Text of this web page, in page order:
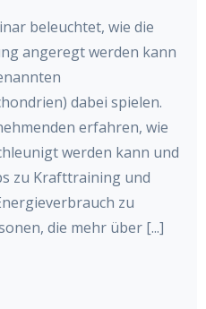
beleuchtet, wie die
angeregt werden kann
dabei spielen.
erfahren, wie
werden kann und
zu Krafttraining und
zu
die mehr über [...]